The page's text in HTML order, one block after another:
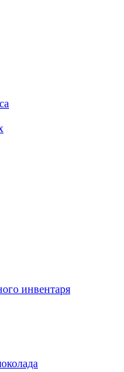
инвентаря